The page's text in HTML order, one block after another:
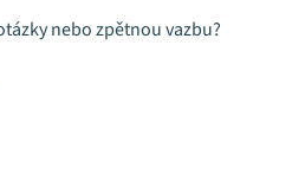
nebo zpětnou vazbu?